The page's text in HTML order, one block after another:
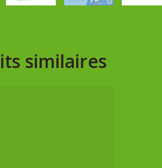
similaires